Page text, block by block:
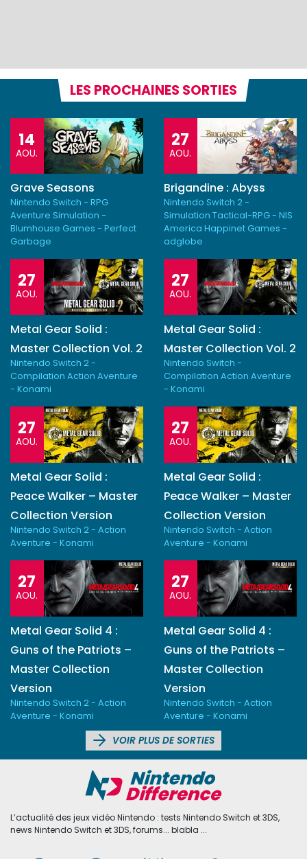
LES PROCHAINES SORTIES
14
AOU.
Grave Seasons
Nintendo Switch - RPG
Aventure Simulation -
Blumhouse Games - Perfect
Garbage
27
AOU.
Brigandine : Abyss
Nintendo Switch 2 -
Simulation Tactical-RPG - NIS
America Happinet Games -
adglobe
27
AOU.
Metal Gear Solid :
Master Collection Vol. 2
Nintendo Switch 2 -
Compilation Action Aventure
- Konami
27
AOU.
Metal Gear Solid :
Master Collection Vol. 2
Nintendo Switch -
Compilation Action Aventure
- Konami
27
AOU.
Metal Gear Solid :
Peace Walker – Master
Collection Version
Nintendo Switch 2 - Action
Aventure - Konami
27
AOU.
Metal Gear Solid :
Peace Walker – Master
Collection Version
Nintendo Switch - Action
Aventure - Konami
27
AOU.
Metal Gear Solid 4 :
Guns of the Patriots –
Master Collection
Version
Nintendo Switch 2 - Action
Aventure - Konami
27
AOU.
Metal Gear Solid 4 :
Guns of the Patriots –
Master Collection
Version
Nintendo Switch - Action
Aventure - Konami
VOIR PLUS DE SORTIES
L’actualité des jeux vidéo Nintendo : tests Nintendo Switch et 3DS,
news Nintendo Switch et 3DS, forums... blabla ...